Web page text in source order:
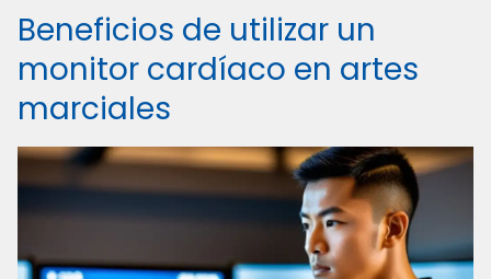
Beneficios de utilizar un
monitor cardíaco en artes
marciales